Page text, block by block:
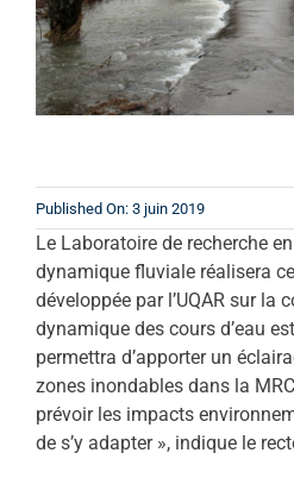
Published On: 3 juin 2019
Le Laboratoire de recherche
dynamique fluviale réalisera
développée par l’UQAR sur la
dynamique des cours d’eau
permettra d’apporter un
zones inondables dans la
prévoir les impacts
de s’y adapter », indique le